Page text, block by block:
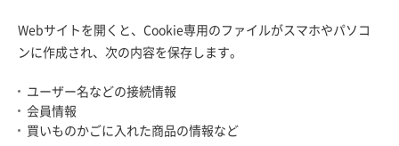
Webサイトを開くと、Cookie専用のファイルがスマホやパソコ
ンに作成され、次の内容を保存します。
ユーザー名などの接続情報
会員情報
買いものかごに入れた商品の情報など